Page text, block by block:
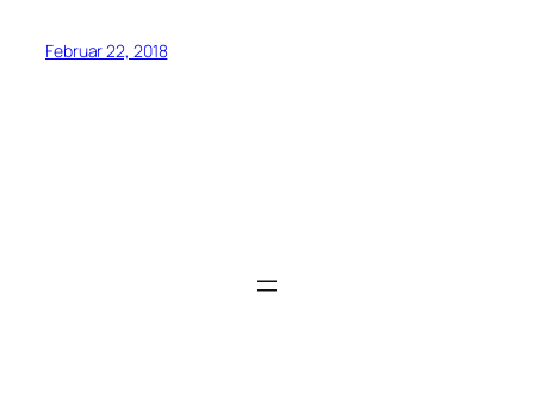
Februar 22, 2018